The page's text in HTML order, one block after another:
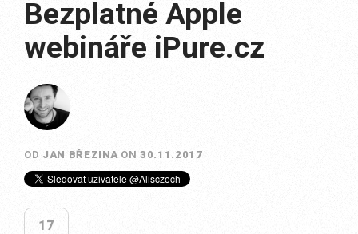
Bezplatné Apple
webináře iPure.cz
OD JAN BŘEZINA ON30.11.2017
17